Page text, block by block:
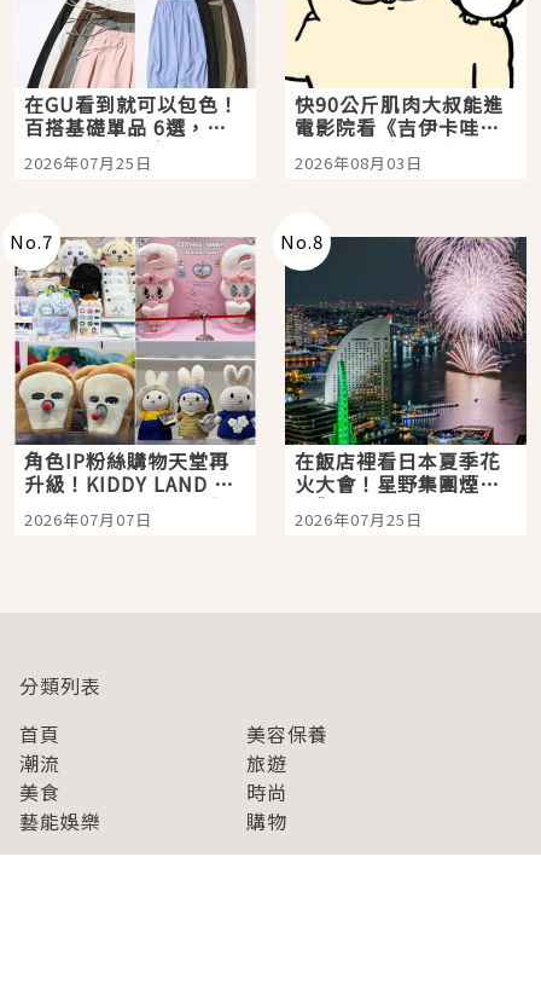
在GU看到就可以包色！
百搭基礎單品 6選，閉
眼全收也不心疼
2026年07月25日
快90公斤肌肉大叔能進
電影院看《吉伊卡哇》
嗎？日本重金屬樂團
「打首」會長與nagano
2026年08月03日
No.7
角色IP粉絲購物天堂再
升級！KIDDY LAND 原
宿店吉伊卡哇迎客，新
開幕 OMOKADO 店3分
2026年07月07日
No.8
在飯店裡看日本夏季花
火大會！星野集團煙火
景觀飯店6選，讓你不用
人擠人悠閒欣賞
2026年07月25日
分類列表
首頁
美容保養
潮流
旅遊
美食
時尚
藝能娛樂
購物